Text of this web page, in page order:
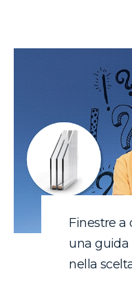
Finestre a
una
nella